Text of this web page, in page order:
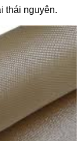
thái nguyên.